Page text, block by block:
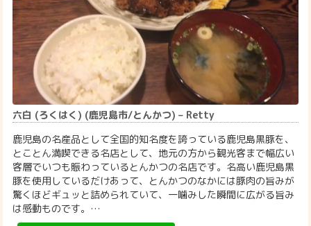
六白 (ろくはく) (鹿児島市/とんかつ) – Retty
鹿児島の名産品として全国的知名度を誇っている鹿児島黒豚を、
とことん満喫できる名店として、地元の方から観光客まで幅広い
客層でいつも賑わっているとんかつの名店です。名高い鹿児島黒
豚を使用しているだけあって、とんかつのなかには豚肉の旨みが
驚くほどギュッと詰められていて、一噛みした瞬間に広がる旨み
は感動ものです。…